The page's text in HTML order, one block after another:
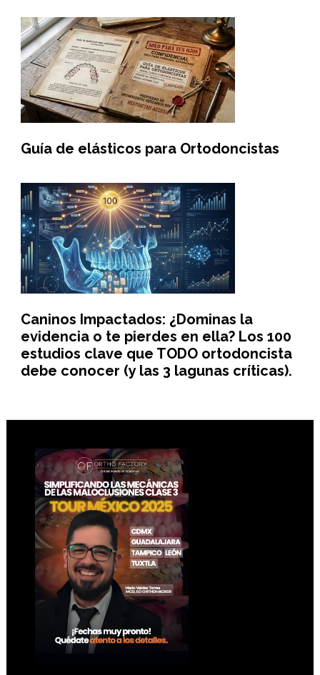
Guía de elásticos para Ortodoncistas
Caninos Impactados: ¿Dominas la
evidencia o te pierdes en ella? Los 100
estudios clave que TODO ortodoncista
debe conocer (y las 3 lagunas críticas).
Footer